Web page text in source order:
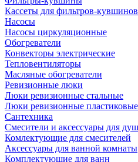
Кассеты для фильтров-кувшинов
Насосы
Насосы циркуляционные
Обогреватели
Конвекторы электрические
Тепловентиляторы
Масляные обогреватели
Ревизионные люки
Люки ревизионные стальные
Люки ревизионные пластиковые
Сантехника
Смесители и аксессуары для
Комлектующие для смесителей
Аксессуары для ванной комнаты
Комплектующие для ванн